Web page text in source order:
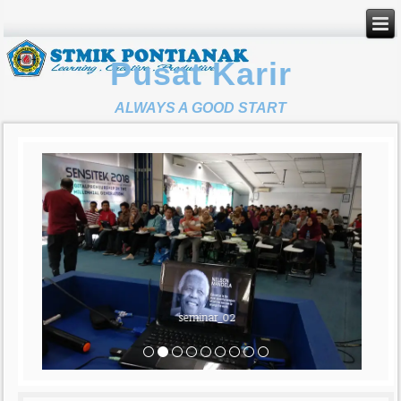
Pusat Karir
ALWAYS A GOOD START
seminar_02